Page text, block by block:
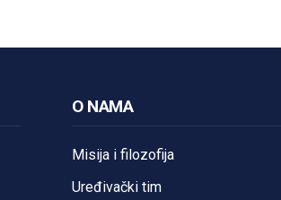
O NAMA
Misija i filozofija
Uređivački tim